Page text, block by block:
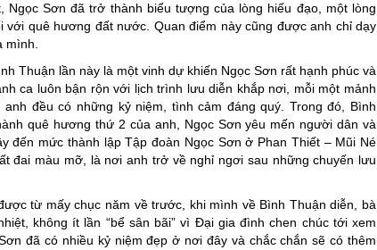
Ngọc Sơn đã trở thành biểu tượng của lòng hiếu đạo, một lòng
với quê hương đất nước. Quan điểm này cũng được anh chỉ dạy
mình.
Thuận lần này là một vinh dự khiến Ngọc Sơn rất hạnh phúc và
ca luôn bận rộn với lịch trình lưu diễn khắp nơi, mỗi một mảnh
đều có những kỷ niệm, tình cảm đáng quý. Trong đó, Bình
quê hương thứ 2 của anh, Ngọc Sơn yêu mến người dân và
đến mức thành lập Tập đoàn Ngọc Sơn ở Phan Thiết – Mũi Né
đai màu mỡ, là nơi anh trở về nghỉ ngơi sau những chuyến lưu
từ mấy chục năm về trước, khi mình về Bình Thuận diễn, bà
không ít lần “bể sân bãi” vì Đại gia đình chen chúc tới xem
đã có nhiều kỷ niệm đẹp ở nơi đây và chắc chắn sẽ có thêm